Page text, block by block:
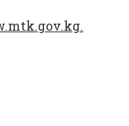
.mtk.gov.kg.